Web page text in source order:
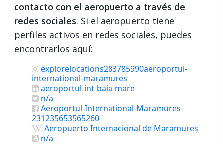
contacto con el aeropuerto a través de
redes sociales. Si el aeropuerto tiene
perfiles activos en redes sociales, puedes
encontrarlos aquí:
explorelocations283785990aeroportul-
international-maramures
aeroportul-int-baia-mare
n/a
Aeroportul-International-Maramures-
231235653565260
Aeropuerto Internacional de Maramureș
n/a